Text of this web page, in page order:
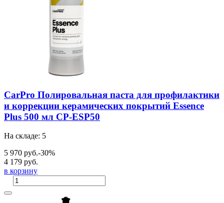
CarPro Полировальная паста для профилактики
и коррекции керамических покрытий Essence
Plus 500 мл CP-ESP50
На складе: 5
5 970 руб.-30%
4 179 руб.
в корзину